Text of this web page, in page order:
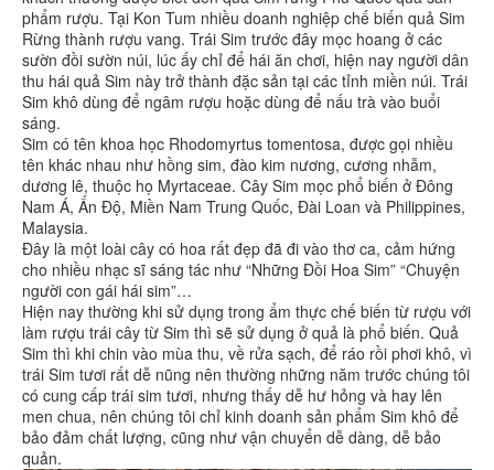
phẩm rượu. Tại Kon Tum nhiều doanh nghiệp chế biến quả Sim
Rừng thành rượu vang. Trái Sim trước đây mọc hoang ở các
sườn đồi sườn núi, lúc ấy chỉ để hái ăn chơi, hiện nay người dân
thu hái quả Sim này trở thành đặc sản tại các tỉnh miền núi. Trái
Sim khô dùng để ngâm rượu hoặc dùng để nấu trà vào buổi
sáng.
Sim có tên khoa học Rhodomyrtus tomentosa, được gọi nhiều
tên khác nhau như hồng sim, đào kim nương, cương nhẫm,
dương lê, thuộc họ Myrtaceae. Cây Sim mọc phổ biến ở Đông
Nam Á, Ấn Độ, Miền Nam Trung Quốc, Đài Loan và Philippines,
Malaysia.
Đây là một loài cây có hoa rất đẹp đã đi vào thơ ca, cảm hứng
cho nhiều nhạc sĩ sáng tác như “Những Đồi Hoa Sim” “Chuyện
người con gái hái sim”…
Hiện nay thường khi sử dụng trong ẩm thực chế biến từ rượu với
làm rượu trái cây từ Sim thì sẽ sử dụng ở quả là phổ biến. Quả
Sim thì khi chin vào mùa thu, về rửa sạch, để ráo rồi phơi khô, vì
trái Sim tươi rất dễ nũng nên thường những năm trước chúng tôi
có cung cấp trái sim tươi, nhưng thấy dễ hư hỏng và hay lên
men chua, nên chúng tôi chỉ kinh doanh sản phẩm Sim khô để
bảo đảm chất lượng, cũng như vận chuyển dễ dàng, dễ bảo
quản.